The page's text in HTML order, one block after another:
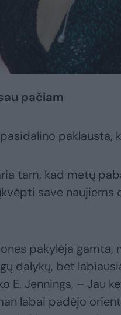
pačiam
paklausta,
tam, kad metų
save
pakylėja gamta,
dalykų, bet
E. Jennings, – Jau
labai padėjo